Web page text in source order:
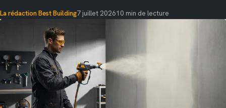
La rédaction Best Building7 juillet 202610 min de lecture